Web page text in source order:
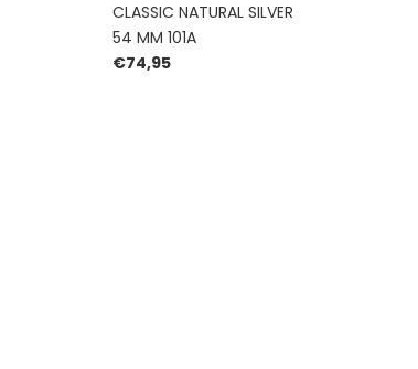
CLASSIC NATURAL SILVER
54 MM 101A
€74,95